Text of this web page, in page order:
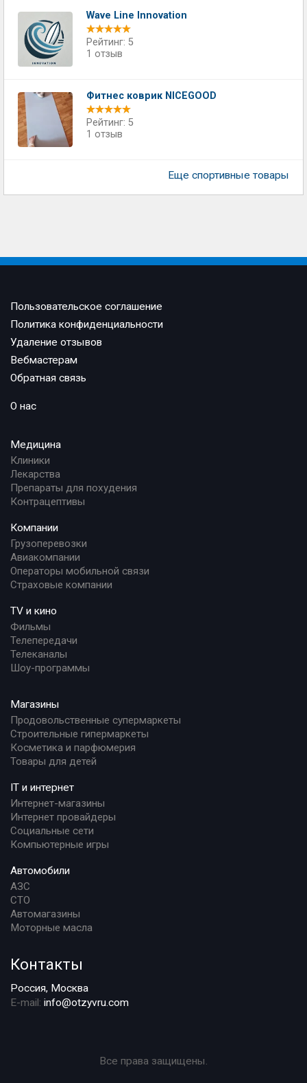
Wave Line Innovation
Рейтинг: 5
1 отзыв
Фитнес коврик NICEGOOD
Рейтинг: 5
1 отзыв
Еще спортивные товары
Пользовательское соглашение
Политика конфиденциальности
Удаление отзывов
Вебмастерам
Обратная связь
О нас
Медицина
Клиники
Лекарства
Препараты для похудения
Контрацептивы
Компании
Грузоперевозки
Авиакомпании
Операторы мобильной связи
Страховые компании
TV и кино
Фильмы
Телепередачи
Телеканалы
Шоу-программы
Магазины
Продовольственные супермаркеты
Строительные гипермаркеты
Косметика и парфюмерия
Товары для детей
IT и интернет
Интернет-магазины
Интернет провайдеры
Социальные сети
Компьютерные игры
Автомобили
АЗС
СТО
Автомагазины
Моторные масла
Контакты
Россия, Москва
E-mail: info@otzyvru.com
Все права защищены.